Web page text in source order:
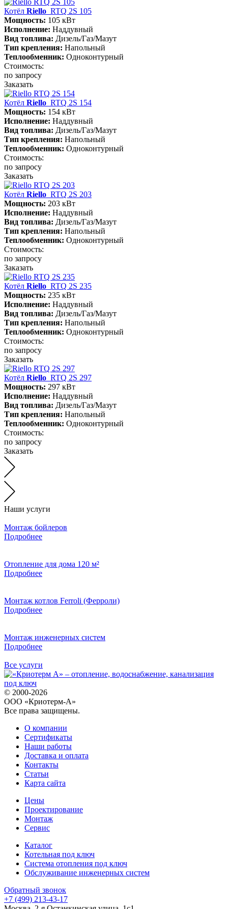
Котёл Riello RTQ 2S 105
Мощность: 105 кВт
Исполнение: Наддувный
Вид топлива: Дизель/Газ/Мазут
Тип крепления: Напольный
Теплообменник: Одноконтурный
Стоимость:
по запросу
Заказать
Котёл Riello RTQ 2S 154
Мощность: 154 кВт
Исполнение: Наддувный
Вид топлива: Дизель/Газ/Мазут
Тип крепления: Напольный
Теплообменник: Одноконтурный
Стоимость:
по запросу
Заказать
Котёл Riello RTQ 2S 203
Мощность: 203 кВт
Исполнение: Наддувный
Вид топлива: Дизель/Газ/Мазут
Тип крепления: Напольный
Теплообменник: Одноконтурный
Стоимость:
по запросу
Заказать
Котёл Riello RTQ 2S 235
Мощность: 235 кВт
Исполнение: Наддувный
Вид топлива: Дизель/Газ/Мазут
Тип крепления: Напольный
Теплообменник: Одноконтурный
Стоимость:
по запросу
Заказать
Котёл Riello RTQ 2S 297
Мощность: 297 кВт
Исполнение: Наддувный
Вид топлива: Дизель/Газ/Мазут
Тип крепления: Напольный
Теплообменник: Одноконтурный
Стоимость:
по запросу
Заказать
Наши услуги
Монтаж бойлеров
Подробнее
Отопление для дома 120 м²
Подробнее
Монтаж котлов Ferroli (Ферроли)
Подробнее
Монтаж инженерных систем
Подробнее
Все услуги
© 2000-2026
ООО «Криотерм-А»
Все права защищены.
О компании
Сертификаты
Наши работы
Доставка и оплата
Контакты
Статьи
Карта сайта
Цены
Проектирование
Монтаж
Сервис
Каталог
Котельная под ключ
Система отопления под ключ
Обслуживание инженерных систем
Обратный звонок
+7 (499) 213-43-17